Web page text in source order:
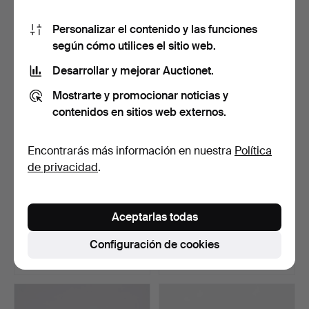
526 USD
1.547 USD
Lote
HENRY KJÆRNULF (1911-
1975). Mesa de comedo…
Subastado 25 jun 2025
Mesa barroca de roble de
los años 17-1800.
Subastado 25 jun 2025
6 pujas
Personalizar el contenido y las funciones
según cómo utilices el sitio web.
Desarrollar y mejorar Auctionet.
Mostrarte y promocionar noticias y
contenidos en sitios web externos.
Encontrarás más información en nuestra Política
de privacidad.
Configuración de cookies
Aceptarlas todas